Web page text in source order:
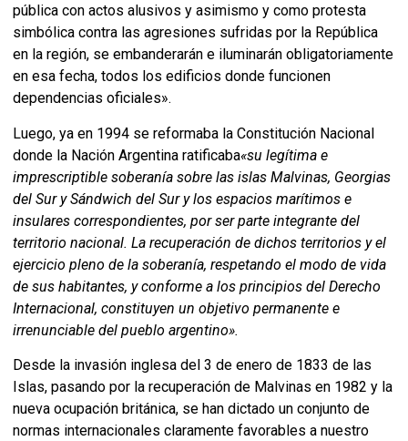
pública con actos alusivos y asimismo y como protesta
simbólica contra las agresiones sufridas por la República
en la región, se embanderarán e iluminarán obligatoriamente
en esa fecha, todos los edificios donde funcionen
dependencias oficiales».
Luego, ya en 1994 se reformaba la Constitución Nacional
donde la Nación Argentina ratificaba«su legítima e
imprescriptible soberanía sobre las islas Malvinas, Georgias
del Sur y Sándwich del Sur y los espacios marítimos e
insulares correspondientes, por ser parte integrante del
territorio nacional. La recuperación de dichos territorios y el
ejercicio pleno de la soberanía, respetando el modo de vida
de sus habitantes, y conforme a los principios del Derecho
Internacional, constituyen un objetivo permanente e
irrenunciable del pueblo argentino».
Desde la invasión inglesa del 3 de enero de 1833 de las
Islas, pasando por la recuperación de Malvinas en 1982 y la
nueva ocupación británica, se han dictado un conjunto de
normas internacionales claramente favorables a nuestro